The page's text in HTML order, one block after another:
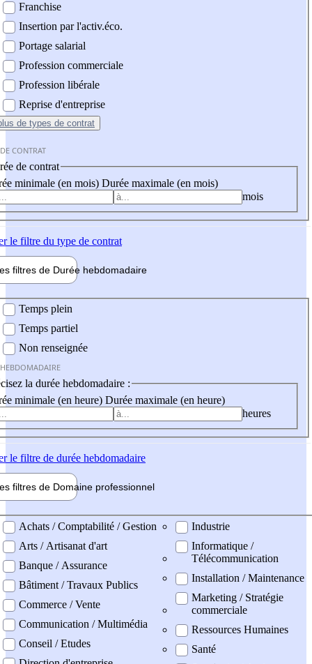
Franchise
Insertion par l'activ.éco.
Portage salarial
Profession commerciale
Profession libérale
Reprise d'entreprise
de types de contrat
CONTRAT
de contrat
minimale (en mois) Durée maximale (en mois)
mois
le filtre du type de contrat
filtres de Durée hebdomadaire
Temps plein
Temps partiel
Non renseignée
la durée hebdomadaire :
minimale (en heure) Durée maximale (en heure)
heures
le filtre de durée hebdomadaire
filtres de Domaine professionnel
professionel
Achats / Comptabilité / Gestion
Arts / Artisanat d'art
Banque / Assurance
Bâtiment / Travaux Publics
Commerce / Vente
Communication / Multimédia
Conseil / Etudes
Industrie
Informatique /
Télécommunication
Installation / Maintenance
Marketing / Stratégie
commerciale
Ressources Humaines
Santé